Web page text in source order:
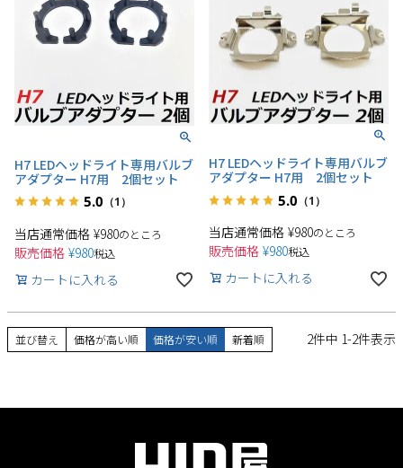
H7 LEDヘッドライト専用バルブ
アダプター H7用 2個セット
5.0 （1）
当店通常価格 ¥980のところ
販売価格 ¥980税込
カートに入れる
H7 LEDヘッドライト専用バルブ
アダプター H7用 2個セット
5.0 （1）
当店通常価格 ¥980のところ
販売価格 ¥980税込
カートに入れる
並び替え 価格が高い順 価格が安い順 新着順 2件中 1-2件表示